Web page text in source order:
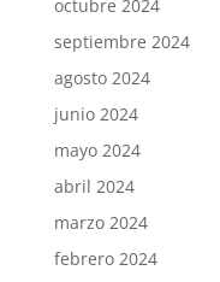
octubre 2024
septiembre 2024
agosto 2024
junio 2024
mayo 2024
abril 2024
marzo 2024
febrero 2024